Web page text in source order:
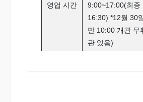
영업 시간
9:00~17:00(최종
16:30) *12월 30
만 10:00 개관 무
관 있음)